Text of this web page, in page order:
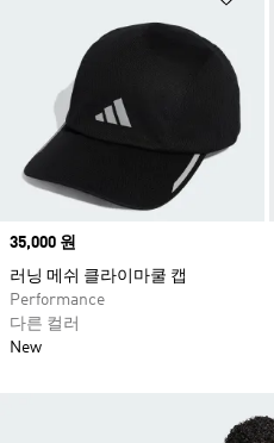
Price
35,000 원
러닝 메쉬 클라이마쿨 캡
Performance
다른 컬러
New